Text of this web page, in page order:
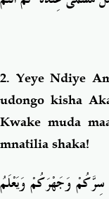
2. Yeye Ndiye
udongo kisha
Kwake muda
mnatilia shaka!
سِرَّكُمْ وَجَهْرَكُمْ وَيَعْلَمُ